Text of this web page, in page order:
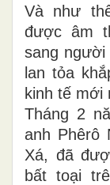
Và như
được âm
sang người
lan tỏa
kinh tế mới
Tháng 2
anh Phêrô
Xá, đã
bất toại